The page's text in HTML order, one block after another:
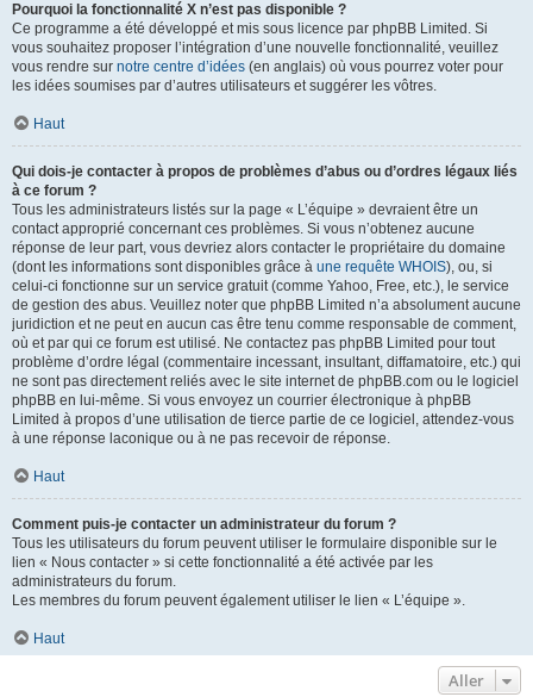
Pourquoi la fonctionnalité X n’est pas disponible ?
Ce programme a été développé et mis sous licence par phpBB Limited. Si
vous souhaitez proposer l’intégration d’une nouvelle fonctionnalité, veuillez
vous rendre sur notre centre d’idées (en anglais) où vous pourrez voter pour
les idées soumises par d’autres utilisateurs et suggérer les vôtres.
Haut
Qui dois-je contacter à propos de problèmes d’abus ou d’ordres légaux liés
à ce forum ?
Tous les administrateurs listés sur la page « L’équipe » devraient être un
contact approprié concernant ces problèmes. Si vous n’obtenez aucune
réponse de leur part, vous devriez alors contacter le propriétaire du domaine
(dont les informations sont disponibles grâce à une requête WHOIS), ou, si
celui-ci fonctionne sur un service gratuit (comme Yahoo, Free, etc.), le service
de gestion des abus. Veuillez noter que phpBB Limited n’a absolument aucune
juridiction et ne peut en aucun cas être tenu comme responsable de comment,
où et par qui ce forum est utilisé. Ne contactez pas phpBB Limited pour tout
problème d’ordre légal (commentaire incessant, insultant, diffamatoire, etc.) qui
ne sont pas directement reliés avec le site internet de phpBB.com ou le logiciel
phpBB en lui-même. Si vous envoyez un courrier électronique à phpBB
Limited à propos d’une utilisation de tierce partie de ce logiciel, attendez-vous
à une réponse laconique ou à ne pas recevoir de réponse.
Haut
Comment puis-je contacter un administrateur du forum ?
Tous les utilisateurs du forum peuvent utiliser le formulaire disponible sur le
lien « Nous contacter » si cette fonctionnalité a été activée par les
administrateurs du forum.
Les membres du forum peuvent également utiliser le lien « L’équipe ».
Haut
Aller